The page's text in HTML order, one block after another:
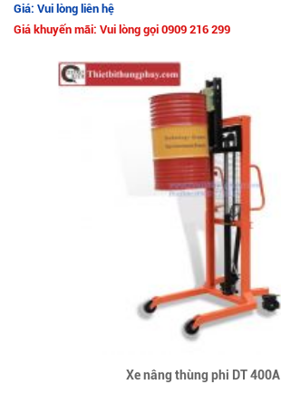
Giá: Vui lòng liên hệ
Giá khuyến mãi: Vui lòng gọi 0909 216 299
Xe nâng thùng phi DT 400A